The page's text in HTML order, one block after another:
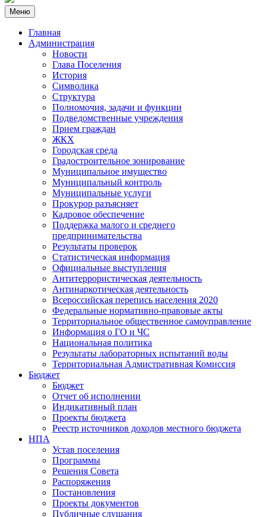
Меню
Главная
Администрация
Новости
Глава Поселения
История
Символика
Структура
Полномочия, задачи и функции
Подведомственные учреждения
Прием граждан
ЖКХ
Городская среда
Градостроительное зонирование
Муниципальное имущество
Муниципальный контроль
Муниципальные услуги
Прокурор разъясняет
Кадровое обеспечение
Поддержка малого и среднего
предпринимательства
Результаты проверок
Статистическая информация
Официальные выступления
Антитеррористическая деятельность
Антинаркотическая деятельность
Всероссийская перепись населения 2020
Федеральные нормативно-правовые акты
Территориальное общественное самоуправление
Информация о ГО и ЧС
Национальная политика
Результаты лабораторных испытаний воды
Территориальная Адмистративная Комиссия
Бюджет
Бюджет
Отчет об исполнении
Индикативный план
Проекты бюджета
Реестр источников доходов местного бюджета
НПА
Устав поселения
Программы
Решения Совета
Распоряжения
Постановления
Проекты документов
Публичные слушания